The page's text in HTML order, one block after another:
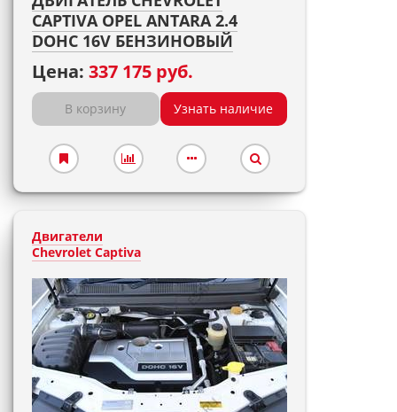
CAPTIVA OPEL ANTARA 2.4
DOHC 16V БЕНЗИНОВЫЙ
Цена: 337 175 руб.
В корзину Узнать наличие
Двигатели
Chevrolet Captiva